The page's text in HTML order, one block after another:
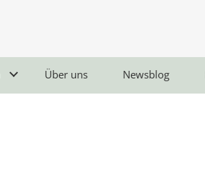
Über uns Newsblog